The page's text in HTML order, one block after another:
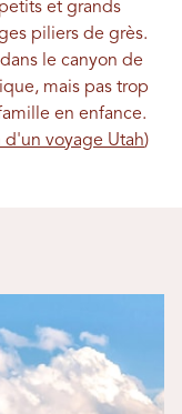
et grands
piliers de grès.
le canyon de
mais pas trop
en enfance.
d'un voyage Utah)